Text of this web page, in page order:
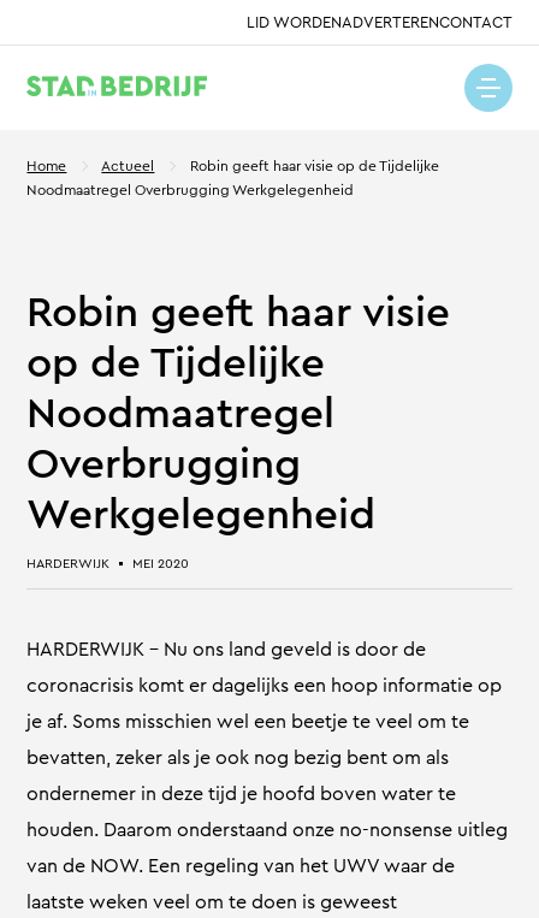
LID WORDENADVERTERENCONTACT
Home Actueel
Robin geeft haar visie op de Tijdelijke
Noodmaatregel Overbrugging Werkgelegenheid
Robin geeft haar visie
op de Tijdelijke
Noodmaatregel
Overbrugging
Werkgelegenheid
HARDERWIJK MEI 2020
HARDERWIJK – Nu ons land geveld is door de
coronacrisis komt er dagelijks een hoop informatie op
je af. Soms misschien wel een beetje te veel om te
bevatten, zeker als je ook nog bezig bent om als
ondernemer in deze tijd je hoofd boven water te
houden. Daarom onderstaand onze no-nonsense uitleg
van de NOW. Een regeling van het UWV waar de
laatste weken veel om te doen is geweest